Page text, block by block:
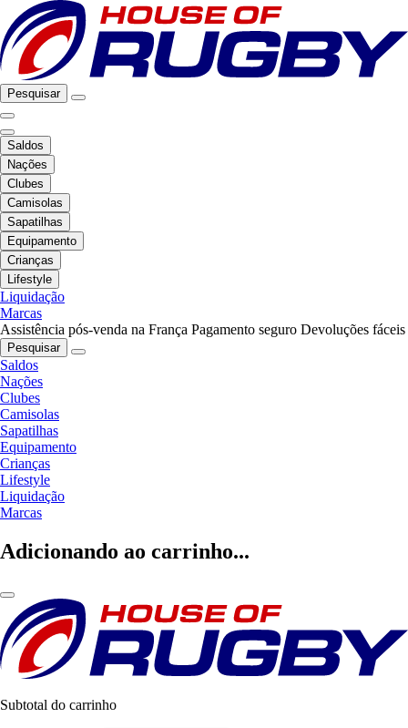
Pesquisar
Saldos
Nações
Clubes
Camisolas
Sapatilhas
Equipamento
Crianças
Lifestyle
Liquidação
Marcas
Assistência pós-venda na França Pagamento seguro Devoluções fáceis
Pesquisar
Saldos
Nações
Clubes
Camisolas
Sapatilhas
Equipamento
Crianças
Lifestyle
Liquidação
Marcas
Adicionando ao carrinho...
Subtotal do carrinho